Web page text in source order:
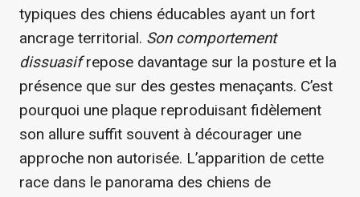
typiques des chiens éducables ayant un fort
ancrage territorial. Son comportement
dissuasifrepose davantage sur la posture et la
présence que sur des gestes menaçants. C’est
pourquoi une plaque reproduisant fidèlement
son allure suffit souvent à décourager une
approche non autorisée. L’apparition de cette
race dans le panorama des chiens de